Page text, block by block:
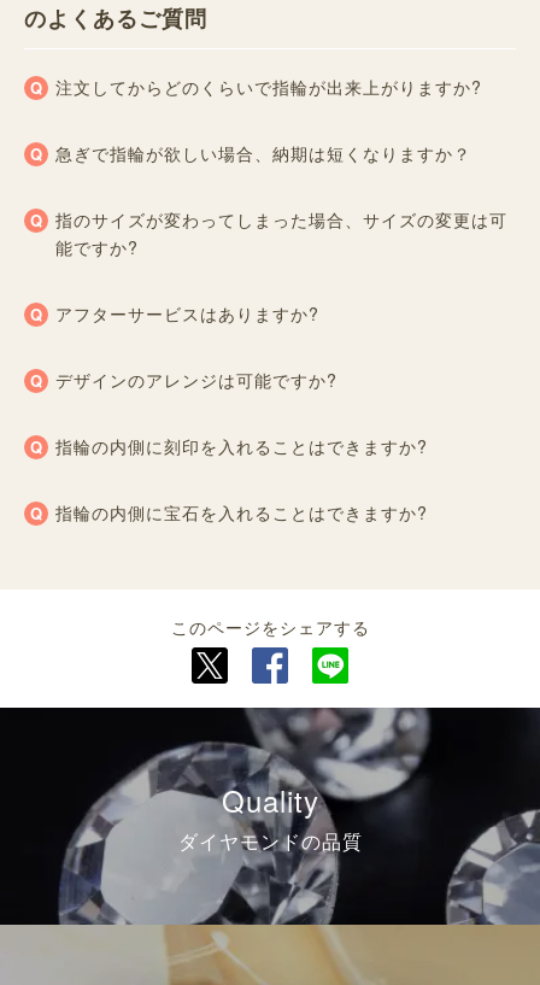
のよくあるご質問
注文してからどのくらいで指輪が出来上がりますか?
急ぎで指輪が欲しい場合、納期は短くなりますか？
指のサイズが変わってしまった場合、サイズの変更は可
能ですか?
アフターサービスはありますか?
デザインのアレンジは可能ですか?
指輪の内側に刻印を入れることはできますか?
指輪の内側に宝石を入れることはできますか?
このページをシェアする
Quality
ダイヤモンドの品質